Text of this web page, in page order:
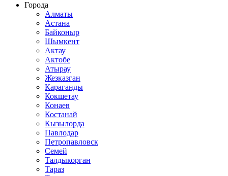
Города
Алматы
Астана
Байконыр
Шымкент
Актау
Актобе
Атырау
Жезказган
Караганды
Кокшетау
Конаев
Костанай
Кызылорда
Павлодар
Петропавловск
Семей
Талдыкорган
Тараз